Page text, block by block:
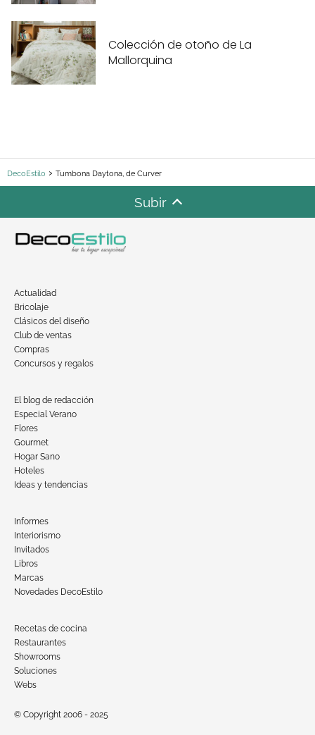
Colección de otoño de La
Mallorquina
DecoEstilo Tumbona Daytona, de Curver
Subir
Actualidad
Bricolaje
Clásicos del diseño
Club de ventas
Compras
Concursos y regalos
El blog de redacción
Especial Verano
Flores
Gourmet
Hogar Sano
Hoteles
Ideas y tendencias
Informes
Interiorismo
Invitados
Libros
Marcas
Novedades DecoEstilo
Recetas de cocina
Restaurantes
Showrooms
Soluciones
Webs
© Copyright 2006 - 2025